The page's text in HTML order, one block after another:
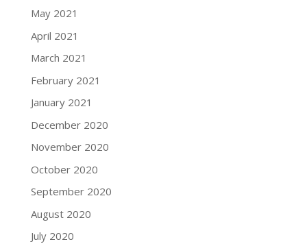
May 2021
April 2021
March 2021
February 2021
January 2021
December 2020
November 2020
October 2020
September 2020
August 2020
July 2020